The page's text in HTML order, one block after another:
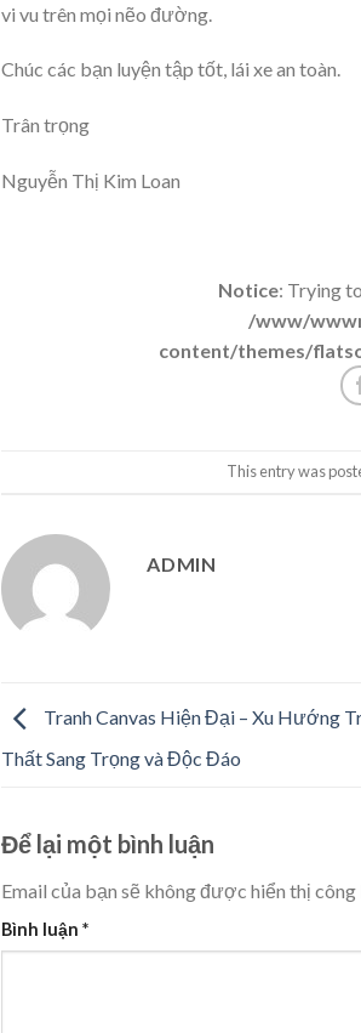
vi vu trên mọi nẽo đường.
Chúc các bạn luyện tập tốt, lái xe an toàn.
Trân trọng
Nguyễn Thị Kim Loan
Notice: Trying
/www/
content/themes/
This entry was
ADMIN
Tranh Canvas Hiện Đại – Xu Hướng
Thất Sang Trọng và Độc Đáo
Để lại một bình luận
Email của bạn sẽ không được hiển thị công
Bình luận *